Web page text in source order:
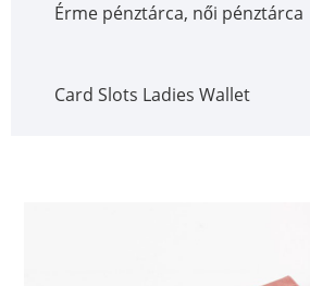
Érme pénztárca, női pénztárca
Card Slots Ladies Wallet